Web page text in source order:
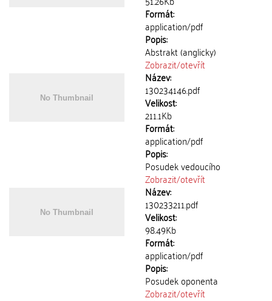
Formát:
application/pdf
Popis:
Abstrakt (anglicky)
Zobrazit/otevřít
Název:
130234146.pdf
Velikost:
211.1Kb
Formát:
application/pdf
Popis:
Posudek vedoucího
Zobrazit/otevřít
Název:
130233211.pdf
Velikost:
98.49Kb
Formát:
application/pdf
Popis:
Posudek oponenta
Zobrazit/otevřít